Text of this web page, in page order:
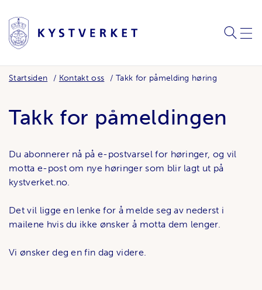
SØK
Startsiden Kontakt oss Takk for påmelding høring
Takk for påmeldingen
Du abonnerer nå på e-postvarsel for høringer, og vil
motta e-post om nye høringer som blir lagt ut på
kystverket.no.
Det vil ligge en lenke for å melde seg av nederst i
mailene hvis du ikke ønsker å motta dem lenger.
Vi ønsker deg en fin dag videre.